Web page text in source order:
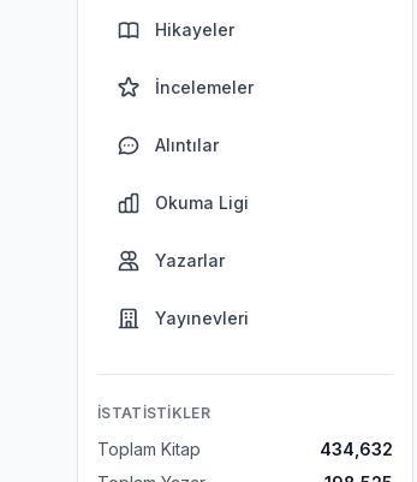
Hikayeler
İncelemeler
Alıntılar
Okuma Ligi
Yazarlar
Yayınevleri
İSTATISTIKLER
Toplam Kitap
434,632